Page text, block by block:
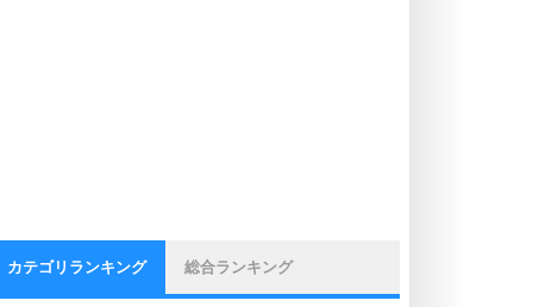
カテゴリランキング 総合ランキング